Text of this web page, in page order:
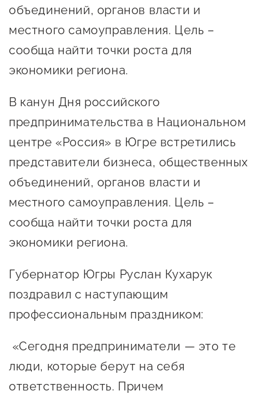
Меры поддержки
поддержки
Имущественная поддержка
Консультационная поддержка
Образовательная поддержка
инновационно-
технологического
предпринимательства
Поддержка социальных
предпринимателей
Поддержка экспортеров
Финансовая поддержка
Меры поддержки в условиях
внешнего санкционного
давления
объединений, органов власти и
местного самоуправления. Цель –
сообща найти точки роста для
экономики региона.
В канун Дня российского
предпринимательства в Национальном
центре «Россия» в Югре встретились
представители бизнеса, общественных
объединений, органов власти и
местного самоуправления. Цель –
сообща найти точки роста для
экономики региона.
Губернатор Югры Руслан Кухарук
поздравил с наступающим
профессиональным праздником:
«Сегодня предприниматели — это те
люди, которые берут на себя
ответственность. Причем